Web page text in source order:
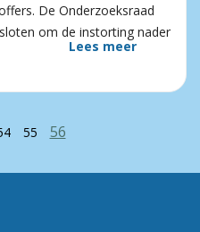
De Onderzoeksraad
om de instorting nader
Lees meer
55 56